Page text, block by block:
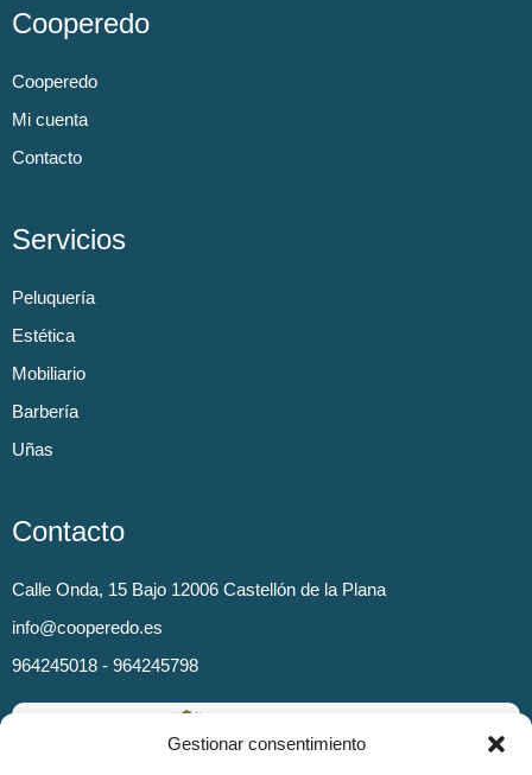
Gestionar consentimiento
Cooperedo
Cooperedo
Mi cuenta
Contacto
Servicios
Peluquería
Estética
Mobiliario
Barbería
Uñas
Contacto
Calle Onda, 15 Bajo 12006 Castellón de la Plana
info@cooperedo.es
964245018 - 964245798